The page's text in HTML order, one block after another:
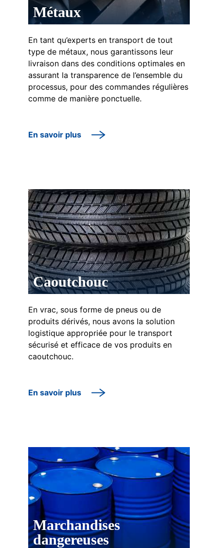
Métaux
En tant qu’experts en transport de tout
type de métaux, nous garantissons leur
livraison dans des conditions optimales en
assurant la transparence de l’ensemble du
processus, pour des commandes régulières
comme de manière ponctuelle.
En savoir plus
Caoutchouc
En vrac, sous forme de pneus ou de
produits dérivés, nous avons la solution
logistique appropriée pour le transport
sécurisé et efficace de vos produits en
caoutchouc.
En savoir plus
Marchandises
dangereuses